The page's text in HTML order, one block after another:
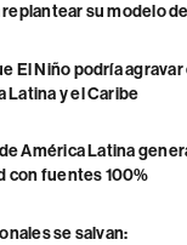
su modelo de
El Niño podría agravar
Latina y el Caribe
América Latina
con fuentes 100%
se salvan: